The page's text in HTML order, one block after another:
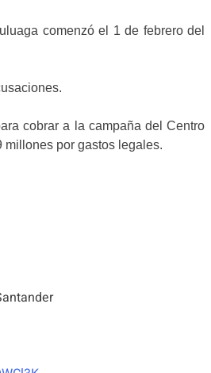
comenzó el 1 de febrero del
cobrar a la campaña del Centro
millones por gastos legales.